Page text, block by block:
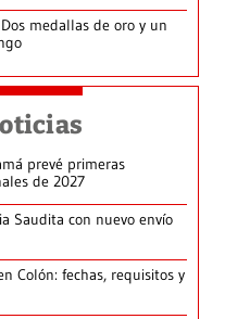
medallas de oro y un
prevé primeras
de 2027
Saudita con nuevo envío
Colón: fechas, requisitos y